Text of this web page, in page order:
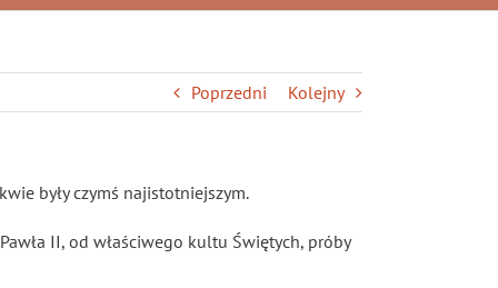
Poprzedni Kolejny
były czymś najistotniejszym.
II, od właściwego kultu Świętych, próby